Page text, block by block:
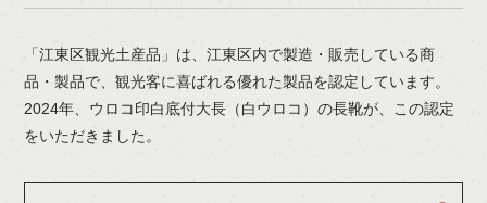
「江東区観光土産品」は、江東区内で製造・販売している商
品・製品で、観光客に喜ばれる優れた製品を認定しています。
2024年、ウロコ印白底付大長（白ウロコ）の長靴が、この認定
をいただきました。